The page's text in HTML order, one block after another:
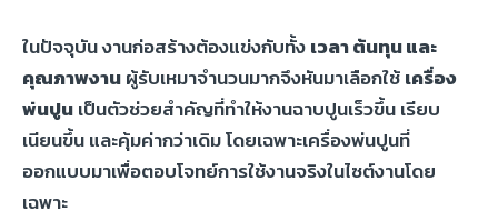
ในปัจจุบัน งานก่อสร้างต้องแข่งกับทั้งเวลา ต้นทุน และ
คุณภาพงานผู้รับเหมาจำนวนมากจึงหันมาเลือกใช้เครื่อง
พ่นปูนเป็นตัวช่วยสำคัญที่ทำให้งานฉาบปูนเร็วขึ้น เรียบ
เนียนขึ้น และคุ้มค่ากว่าเดิม โดยเฉพาะเครื่องพ่นปูนที่
ออกแบบมาเพื่อตอบโจทย์การใช้งานจริงในไซต์งานโดย
เฉพาะ